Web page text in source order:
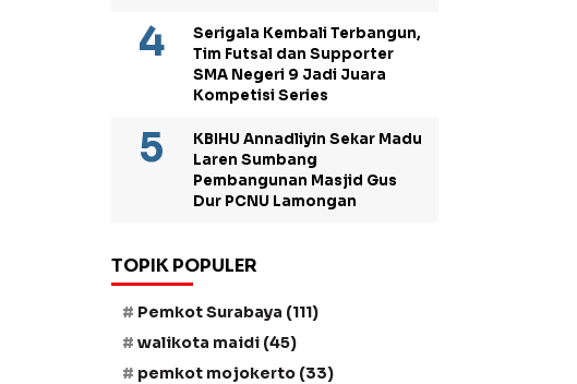
Serigala Kembali Terbangun,
Tim Futsal dan Supporter
SMA Negeri 9 Jadi Juara
Kompetisi Series
KBIHU Annadliyin Sekar Madu
Laren Sumbang
Pembangunan Masjid Gus
Dur PCNU Lamongan
TOPIK POPULER
Pemkot Surabaya (111)
walikota maidi (45)
pemkot mojokerto (33)